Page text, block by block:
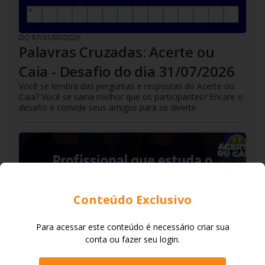
DO R7/31/07/2026
Palavras Cruzadas: Acerte ou
Caia - Desafio do dia 31/07/2026
Você se lembra das perguntas e respostas do Acerte ou
Caia? Você se sairia melhor que os participantes? Encare o
desafio e convide seus amigos para se divertir
DO R7/30/07/2026
Conteúdo Exclusivo
Para acessar este conteúdo é necessário criar sua
conta ou fazer seu login.